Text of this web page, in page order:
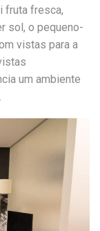
fruta fresca,
sol, o pequeno-
vistas para a
um ambiente